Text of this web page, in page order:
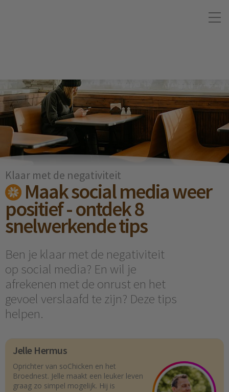
Klaar met de negativiteit
Maak social media weer
positief - ontdek 8
snelwerkende tips
Ben je klaar met de negativiteit
op social media? En wil je
afrekenen met de onrust en het
gevoel verslaafd te zijn? Deze tips
helpen.
Jelle Hermus
Oprichter van soChicken en het
Broednest. Jelle maakt een leuker leven
graag zo simpel mogelijk. Hij is